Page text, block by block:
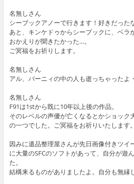
名無しさん
シーブックアノーで行きます！好きだった
あと、キンケドゥからシーブックに、ベラ
おかえりが聞きたかった…。
ご冥福をお祈りします。
名無しさん
アル、バーニィの中の人も逝っちゃったよ
名無しさん
F91は1stから既に10年以上後の作品。
そのレベルの声優が亡くなるとかショック
の一つでした。ご冥福をお祈りいたします。
因みに遺品整理屋さんが先日画像付きツイ
に大量のSFCのソフトがあって、自分が遊
た。
結構来るものがありましたよ。自分も無縁